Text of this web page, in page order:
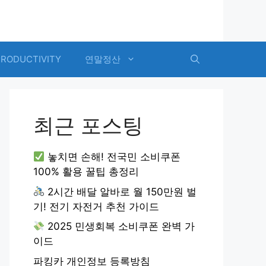
연말정산
최근 포스팅
놓치면 손해! 전국민 소비쿠폰
100% 활용 꿀팁 총정리
2시간 배달 알바로 월 150만원 벌
기! 전기 자전거 추천 가이드
2025 민생회복 소비쿠폰 완벽 가
이드
파킹카 개인정보 등록방침